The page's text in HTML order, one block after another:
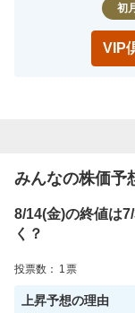
初
VIP
みんなの株価予
8/14(金)の終値は
く？
投票数： 1 票
上昇予想の理由